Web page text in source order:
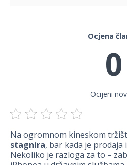
Ocjena
0
Ocijeni
Na ogromnom kineskom
stagnira, bar kada je prodaja
Nekoliko je razloga za to –